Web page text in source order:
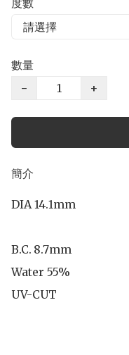
度數
數量
−
+
簡介
DIA 14.1mm
B.C.	8.7mm
Water 55%
UV-CUT